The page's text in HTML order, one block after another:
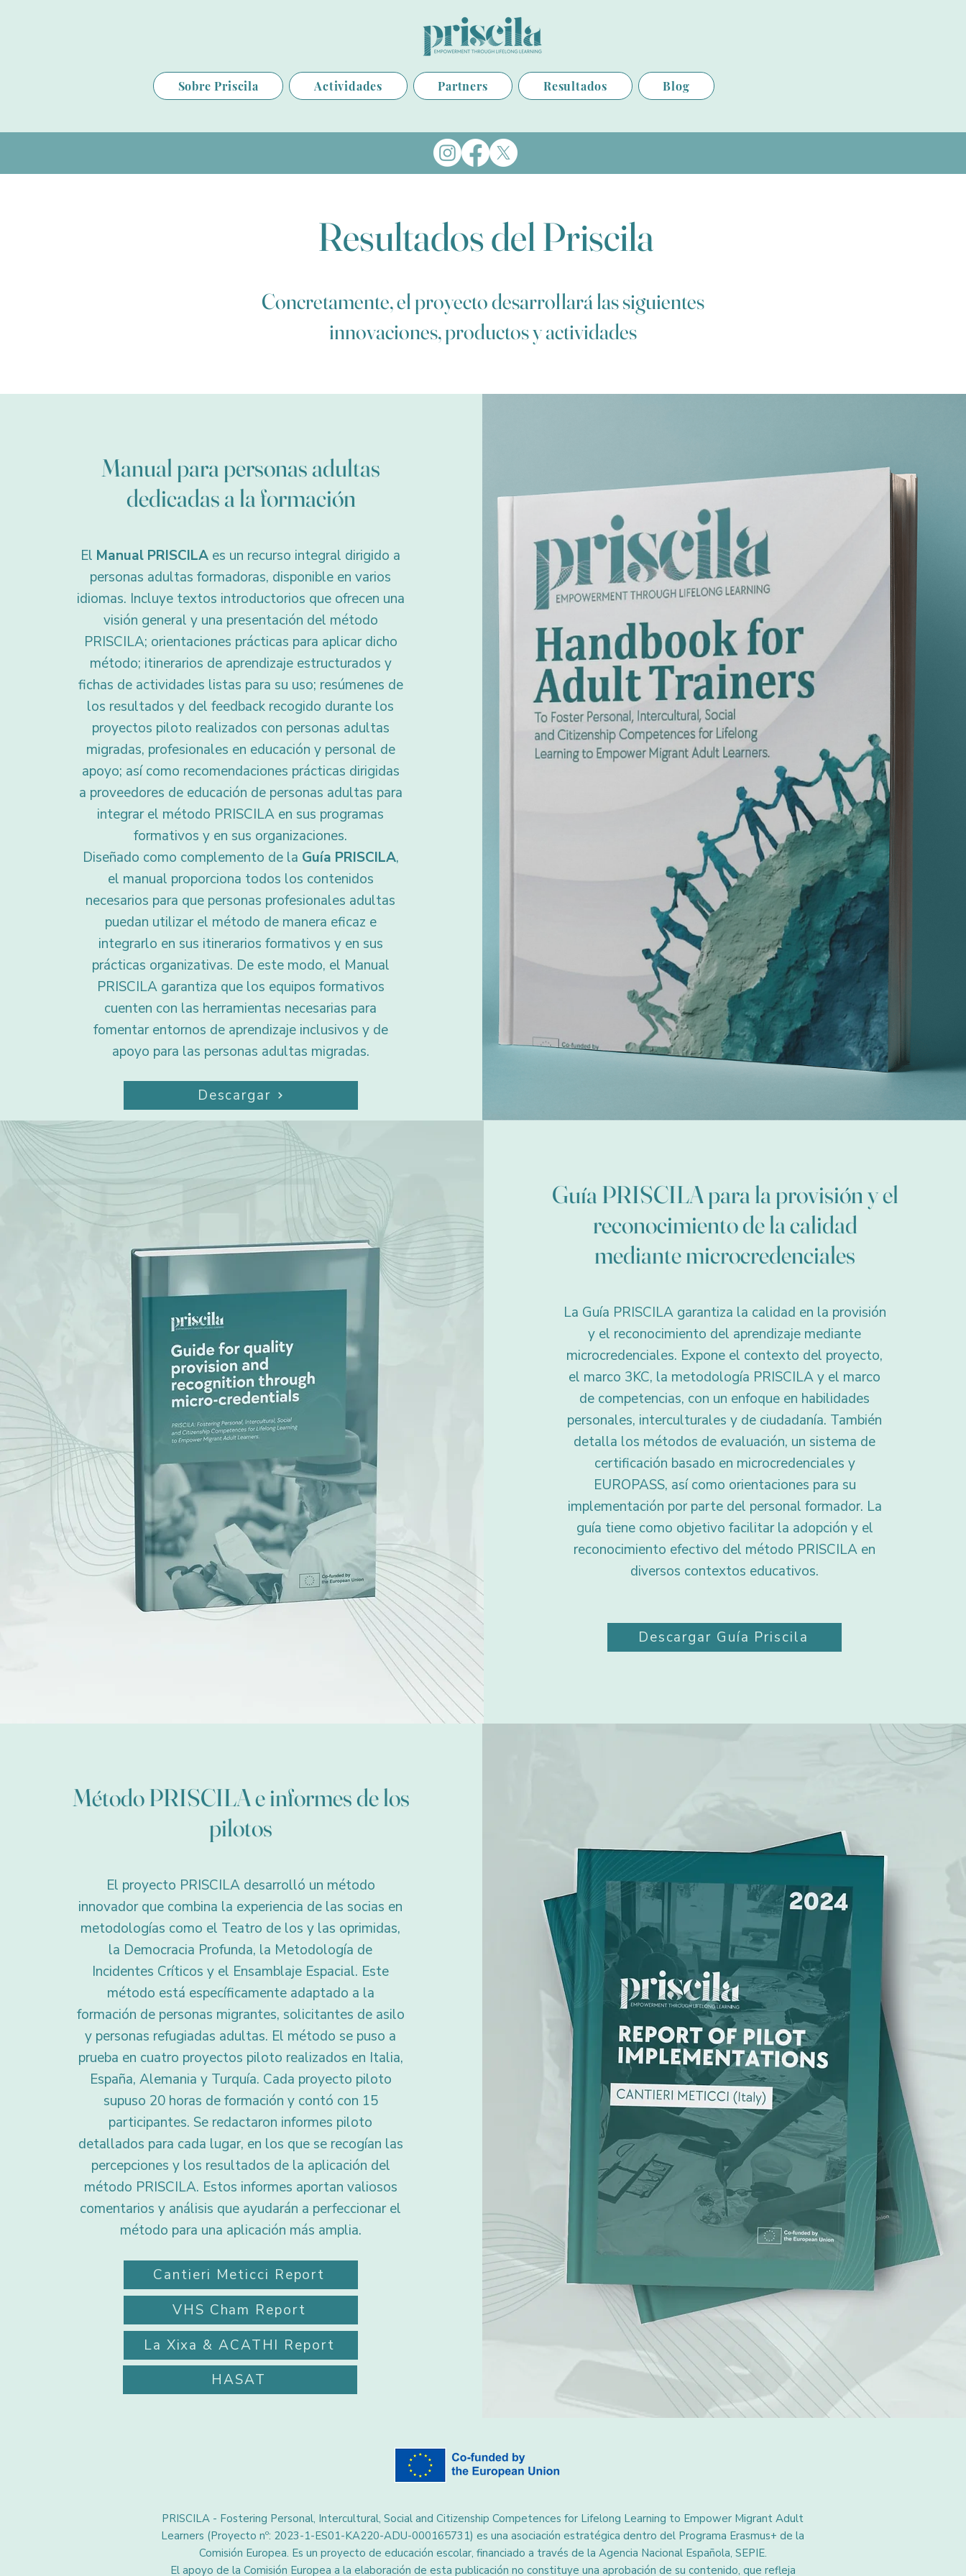
Sobre Priscila Actividades Partners Resultados Blog
Resultados del Priscila
Concretamente, el proyecto desarrollará las siguientes
innovaciones, productos y actividades
Manual para personas adultas
dedicadas a la formación
El Manual PRISCILA es un recurso integral dirigido a
personas adultas formadoras, disponible en varios
idiomas. Incluye textos introductorios que ofrecen una
visión general y una presentación del método
PRISCILA; orientaciones prácticas para aplicar dicho
método; itinerarios de aprendizaje estructurados y
fichas de actividades listas para su uso; resúmenes de
los resultados y del feedback recogido durante los
proyectos piloto realizados con personas adultas
migradas, profesionales en educación y personal de
apoyo; así como recomendaciones prácticas dirigidas
a proveedores de educación de personas adultas para
integrar el método PRISCILA en sus programas
formativos y en sus organizaciones.
Diseñado como complemento de la Guía PRISCILA,
el manual proporciona todos los contenidos
necesarios para que personas profesionales adultas
puedan utilizar el método de manera eficaz e
integrarlo en sus itinerarios formativos y en sus
prácticas organizativas. De este modo, el Manual
PRISCILA garantiza que los equipos formativos
cuenten con las herramientas necesarias para
fomentar entornos de aprendizaje inclusivos y de
apoyo para las personas adultas migradas.
Descargar
Guía PRISCILA para la provisión y el
reconocimiento de la calidad
mediante microcredenciales
La Guía PRISCILA garantiza la calidad en la provisión
y el reconocimiento del aprendizaje mediante
microcredenciales. Expone el contexto del proyecto,
el marco 3KC, la metodología PRISCILA y el marco
de competencias, con un enfoque en habilidades
personales, interculturales y de ciudadanía. También
detalla los métodos de evaluación, un sistema de
certificación basado en microcredenciales y
EUROPASS, así como orientaciones para su
implementación por parte del personal formador. La
guía tiene como objetivo facilitar la adopción y el
reconocimiento efectivo del método PRISCILA en
diversos contextos educativos.
Descargar Guía Priscila
Método PRISCILA e informes de los
pilotos
El proyecto PRISCILA desarrolló un método
innovador que combina la experiencia de las socias en
metodologías como el Teatro de los y las oprimidas,
la Democracia Profunda, la Metodología de
Incidentes Críticos y el Ensamblaje Espacial. Este
método está específicamente adaptado a la
formación de personas migrantes, solicitantes de asilo
y personas refugiadas adultas. El método se puso a
prueba en cuatro proyectos piloto realizados en Italia,
España, Alemania y Turquía. Cada proyecto piloto
supuso 20 horas de formación y contó con 15
participantes. Se redactaron informes piloto
detallados para cada lugar, en los que se recogían las
percepciones y los resultados de la aplicación del
método PRISCILA. Estos informes aportan valiosos
comentarios y análisis que ayudarán a perfeccionar el
método para una aplicación más amplia.
Cantieri Meticci Report
VHS Cham Report
La Xixa & ACATHI Report
HASAT
PRISCILA - Fostering Personal, Intercultural, Social and Citizenship Competences for Lifelong Learning to Empower Migrant Adult
Learners (Proyecto nº: 2023-1-ES01-KA220-ADU-000165731) es una asociación estratégica dentro del Programa Erasmus+ de la
Comisión Europea. Es un proyecto de educación escolar, financiado a través de la Agencia Nacional Española, SEPIE.
El apoyo de la Comisión Europea a la elaboración de esta publicación no constituye una aprobación de su contenido, que refleja